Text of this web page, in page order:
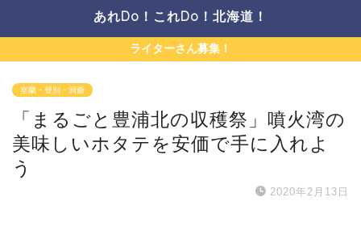
あれDo！これDo！北海道！
ライターさん募集！
室蘭・登別・洞爺
「まるごと豊浦北の収穫祭」噴火湾の
美味しいホタテを安価で手に入れよ
う
2020年2月13日